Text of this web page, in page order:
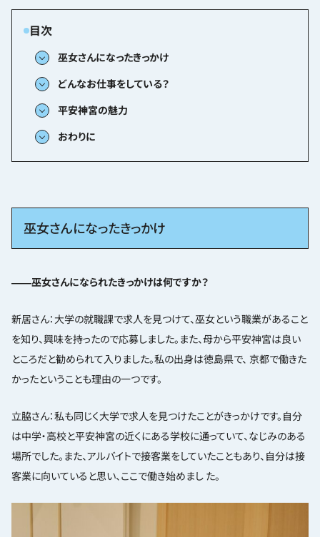
巫女さんになったきっかけ
どんなお仕事をしている？
平安神宮の魅力
おわりに
巫女さんになったきっかけ
――巫女さんになられたきっかけは何ですか？
新居さん：大学の就職課で求人を見つけて、巫女という職業があること
を知り、興味を持ったので応募しました。また、母から平安神宮は良い
ところだと勧められて入りました。私の出身は徳島県で、 京都で働きた
かったということも理由の一つです。
立脇さん：私も同じく大学で求人を見つけたことがきっかけです。自分
は中学・高校と平安神宮の近くにある学校に通っていて、なじみのある
場所でした。また、アルバイトで接客業をしていたこともあり、自分は接
客業に向いていると思い、ここで働き始めまし た。